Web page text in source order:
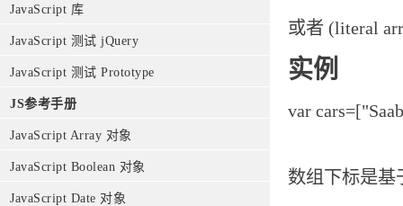
JavaScript 库
JavaScript 测试 jQuery
JavaScript 测试 Prototype
JS参考手册
JavaScript Array 对象
JavaScript Boolean 对象
JavaScript Date 对象
或者 (literal
实例
var
数组下标是基